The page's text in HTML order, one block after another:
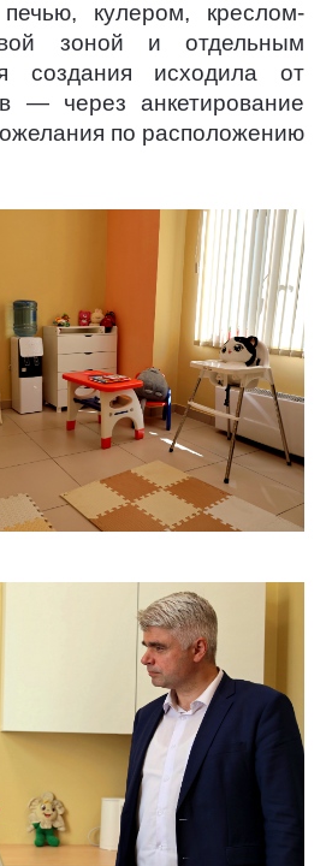
кулером, креслом-
зоной и отдельным
создания исходила от
— через анкетирование
по расположению